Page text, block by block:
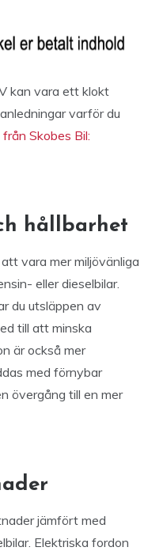
kan vara ett klokt
varför du
från Skobes Bil:
hållbarhet
vara mer miljövänliga
eller dieselbilar.
du utsläppen av
till att minska
är också mer
med förnybar
övergång till en mer
jämfört med
Elektriska fordon